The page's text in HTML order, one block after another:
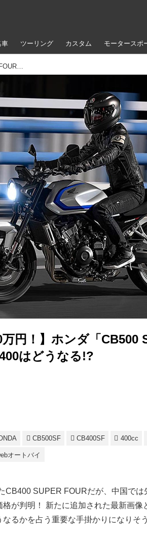
車 ツーリング カスタム モータースポ
【現地価格はほぼ100万円！】ホンダ「CB500 SUPER FOUR」価格＆スペック発表！ 400はどうなる!?
万円！】ホンダ「CB500
はどうなる!?
CB500SF CB400SF 400cc
オートバイ
CB400 SUPER FOURだが、中国で
が判明！ 新たに追加された最新画像
るかを占う重要な手掛かりになりそう